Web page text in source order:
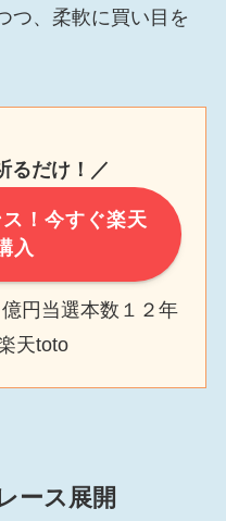
つ、柔軟に買い目を
るだけ！／
！今すぐ楽天
入
円当選本数１２年
天toto
ース展開